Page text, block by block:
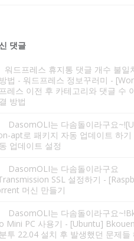
댓글
워드프레스 휴지통 댓글 개수 불일
법 - 워드프레스 정보꾸러미 -
레스 이전 후 카테고리와 댓글 수
방법
DasomOLI는 다솜돌이라구요
apt로 패키지 자동 업데이트 하기
업데이트 설정
DasomOLI는 다솜돌이라구요
SSL 설정하기 -
머신 만들기
DasomOLI는 다솜돌이라구요
Mini PC 사용기 - [Ubuntu]
투 22.04 설치 후 발생했던 문제들